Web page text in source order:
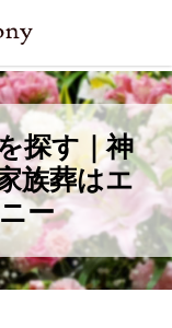
探す｜神
族葬はエ
ー